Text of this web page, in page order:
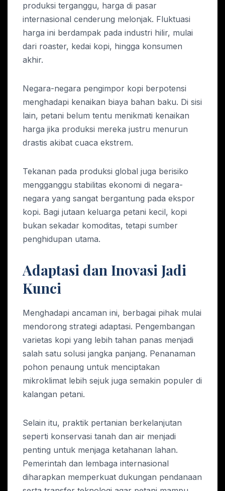
produksi terganggu, harga di pasar
internasional cenderung melonjak. Fluktuasi
harga ini berdampak pada industri hilir, mulai
dari roaster, kedai kopi, hingga konsumen
akhir.
Negara-negara pengimpor kopi berpotensi
menghadapi kenaikan biaya bahan baku. Di sisi
lain, petani belum tentu menikmati kenaikan
harga jika produksi mereka justru menurun
drastis akibat cuaca ekstrem.
Tekanan pada produksi global juga berisiko
mengganggu stabilitas ekonomi di negara-
negara yang sangat bergantung pada ekspor
kopi. Bagi jutaan keluarga petani kecil, kopi
bukan sekadar komoditas, tetapi sumber
penghidupan utama.
Adaptasi dan Inovasi Jadi
Kunci
Menghadapi ancaman ini, berbagai pihak mulai
mendorong strategi adaptasi. Pengembangan
varietas kopi yang lebih tahan panas menjadi
salah satu solusi jangka panjang. Penanaman
pohon penaung untuk menciptakan
mikroklimat lebih sejuk juga semakin populer di
kalangan petani.
Selain itu, praktik pertanian berkelanjutan
seperti konservasi tanah dan air menjadi
penting untuk menjaga ketahanan lahan.
Pemerintah dan lembaga internasional
diharapkan memperkuat dukungan pendanaan